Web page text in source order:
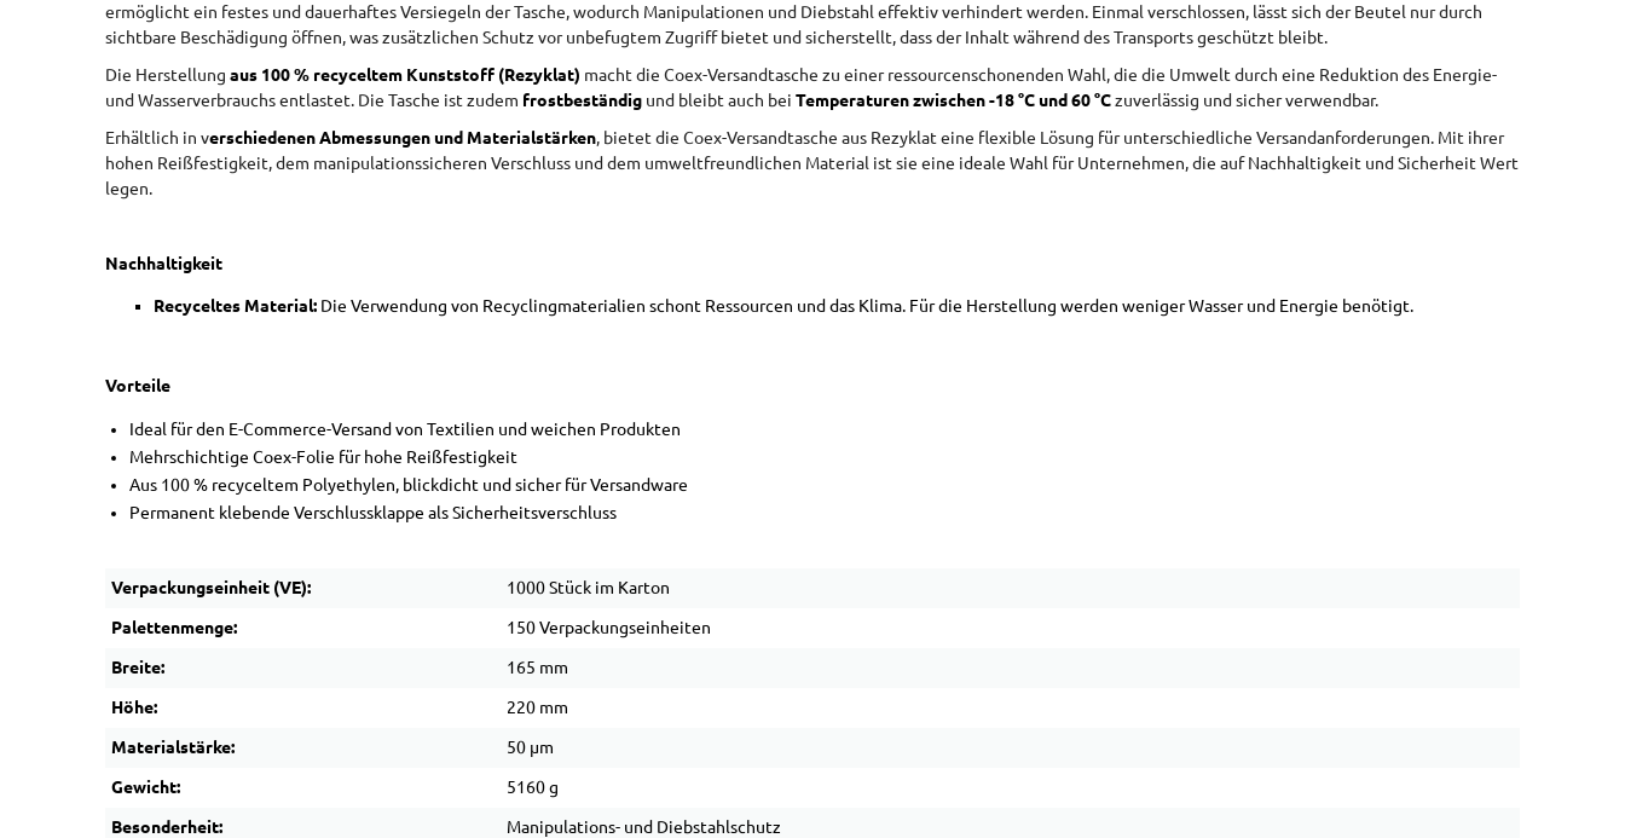
ermöglicht ein festes und dauerhaftes Versiegeln der Tasche, wodurch Manipulationen und Diebstahl effektiv verhindert werden. Einmal verschlossen, lässt sich der Beutel nur durch
sichtbare Beschädigung öffnen, was zusätzlichen Schutz vor unbefugtem Zugriff bietet und sicherstellt, dass der Inhalt während des Transports geschützt bleibt.
Die Herstellung aus 100 % recyceltem Kunststoff (Rezyklat) macht die Coex-Versandtasche zu einer ressourcenschonenden Wahl, die die Umwelt durch eine Reduktion des Energie-
und Wasserverbrauchs entlastet. Die Tasche ist zudem frostbeständig und bleibt auch bei Temperaturen zwischen -18 °C und 60 °Czuverlässig und sicher verwendbar.
Erhältlich in verschiedenen Abmessungen und Materialstärken, bietet die Coex-Versandtasche aus Rezyklat eine flexible Lösung für unterschiedliche Versandanforderungen. Mit ihrer
hohen Reißfestigkeit, dem manipulationssicheren Verschluss und dem umweltfreundlichen Material ist sie eine ideale Wahl für Unternehmen, die auf Nachhaltigkeit und Sicherheit Wert
legen.
Nachhaltigkeit
Recyceltes Material: Die Verwendung von Recyclingmaterialien schont Ressourcen und das Klima. Für die Herstellung werden weniger Wasser und Energie benötigt.
Vorteile
Ideal für den E-Commerce-Versand von Textilien und weichen Produkten
Mehrschichtige Coex-Folie für hohe Reißfestigkeit
Aus 100 % recyceltem Polyethylen, blickdicht und sicher für Versandware
Permanent klebende Verschlussklappe als Sicherheitsverschluss
Verpackungseinheit (VE): 1000 Stück im Karton
Palettenmenge: 150 Verpackungseinheiten
Breite: 165 mm
Höhe: 220 mm
Materialstärke: 50 µm
Gewicht: 5160 g
Besonderheit: Manipulations- und Diebstahlschutz